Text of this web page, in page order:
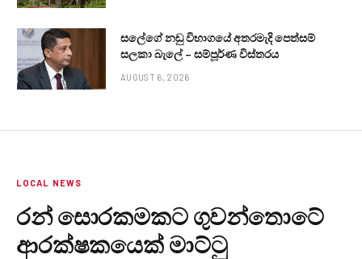
සලේගේ නඩු විභාගයේ අතරමැදි පෙත්සම්
සලකා බැලේ – සම්පූර්ණ විස්තරය
AUGUST 6, 2026
LOCAL NEWS
රන් සොරකමකට ගුවන්තොටේ
ආරක්ෂකයෙක් මාට්ටු